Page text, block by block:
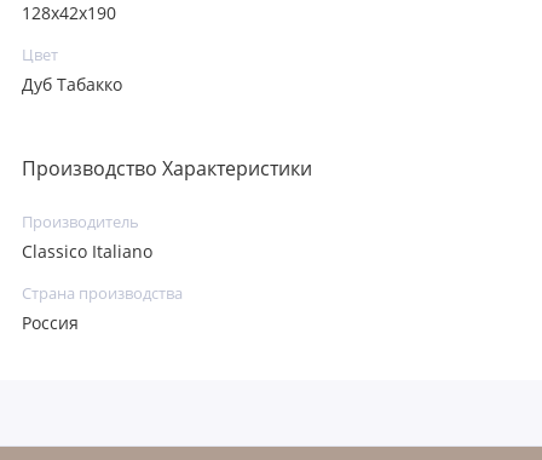
128х42х190
Цвет
Дуб Табакко
Производство Характеристики
Производитель
Classico Italiano
Страна производства
Россия